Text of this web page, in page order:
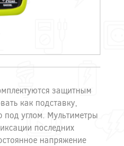
защитным
как подставку,
углом. Мультиметры
последних
напряжение